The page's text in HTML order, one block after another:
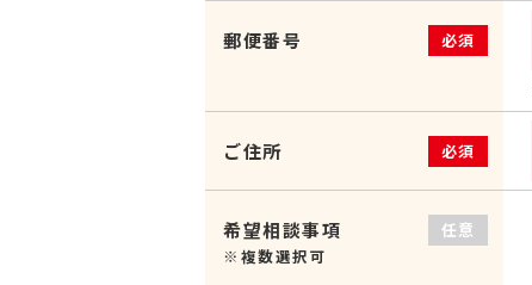
郵便番号 必須
ご住所 必須
希望相談事項
※複数選択可
任意